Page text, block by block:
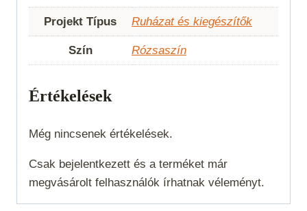
Projekt Típus Ruházat és kiegészítők
Szín Rózsaszín
Értékelések
Még nincsenek értékelések.
Csak bejelentkezett és a terméket már
megvásárolt felhasználók írhatnak véleményt.